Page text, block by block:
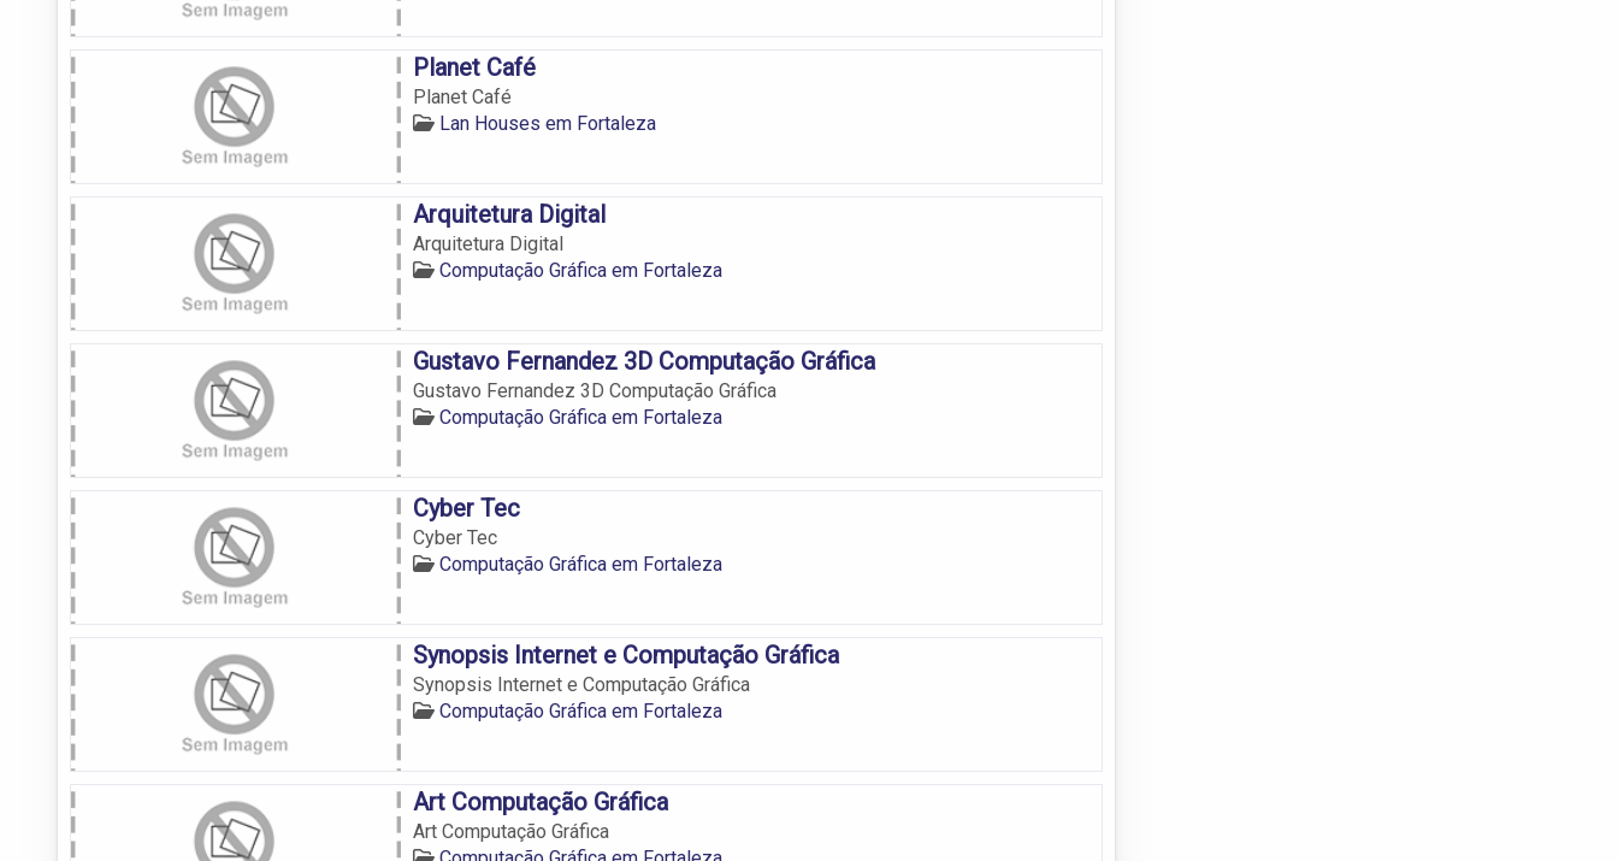
Planet Café
Planet Café
Lan Houses em Fortaleza
Arquitetura Digital
Arquitetura Digital
Computação Gráfica em Fortaleza
Gustavo Fernandez 3D Computação Gráfica
Gustavo Fernandez 3D Computação Gráfica
Computação Gráfica em Fortaleza
Cyber Tec
Cyber Tec
Computação Gráfica em Fortaleza
Synopsis Internet e Computação Gráfica
Synopsis Internet e Computação Gráfica
Computação Gráfica em Fortaleza
Art Computação Gráfica
Art Computação Gráfica